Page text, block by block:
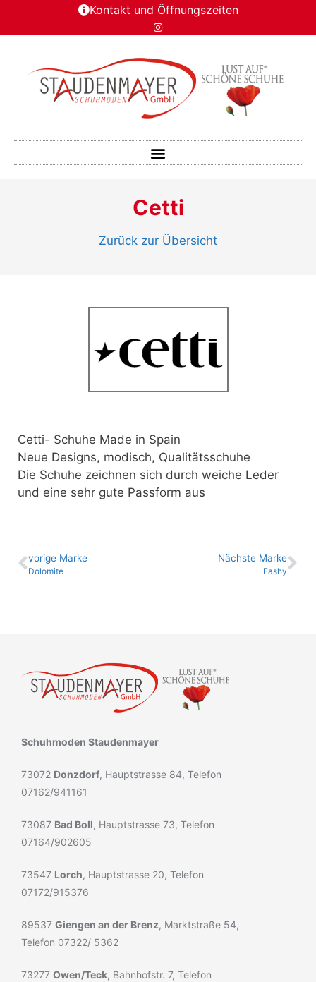
Kontakt und Öffnungszeiten
Cetti
Zurück zur Übersicht
Cetti- Schuhe Made in Spain
Neue Designs, modisch, Qualitätsschuhe
Die Schuhe zeichnen sich durch weiche Leder
und eine sehr gute Passform aus
vo­ri­ge Marke
Dolomite
Nächste Marke
Fashy
Schuhmoden Staudenmayer
73072 Donzdorf, Hauptstrasse 84, Telefon
07162/941161
73087 Bad Boll, Hauptstrasse 73, Telefon
07164/902605
73547 Lorch, Hauptstrasse 20, Telefon
07172/915376
89537 Giengen an der Brenz, Marktstraße 54,
Telefon 07322/ 5362
73277 Owen/Teck, Bahnhofstr. 7, Telefon